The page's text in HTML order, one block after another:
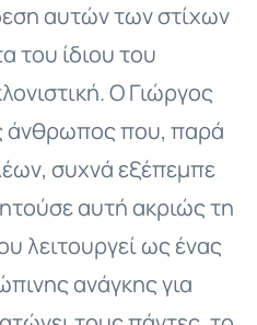
αυτών των στίχων
του ίδιου του
Ο Γιώργος
άνθρωπος που, παρά
συχνά εξέπεμπε
αυτή ακριώς τη
λειτουργεί ως ένας
ανάγκης για